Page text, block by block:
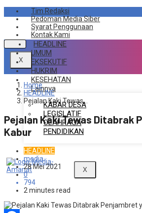
Skip
to
content
Tim Redaksi
Pedoman Media Siber
Syarat Penggunaan
Kontak Kami
X
HEADLINE
UMUM
EKSEKUTIF
HUKRIM
KESEHATAN
Lainnya
KABAR DESA
LEGISLATIF
OLAHRAGA
PENDIDIKAN
X
Home
HEADLINE
Pejalan Kaki Tewas…
Pejalan Kaki Tewas Ditabrak
Kabur
HEADLINE
media
28 Mei 2021
0
794
2 minutes read